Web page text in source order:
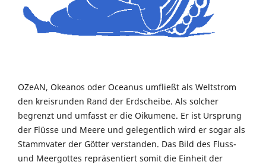
OZeAN, Okeanos oder Oceanus umfließt als Weltstrom
den kreisrunden Rand der Erdscheibe. Als solcher
begrenzt und umfasst er die Oikumene. Er ist Ursprung
der Flüsse und Meere und gelegentlich wird er sogar als
Stammvater der Götter verstanden. Das Bild des Fluss-
und Meergottes repräsentiert somit die Einheit der